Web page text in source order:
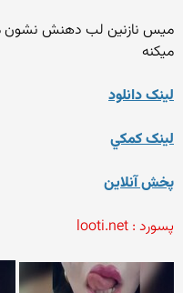
ميس نازنين لب دهنش نشون
ميکنه
لينک دانلود
لينک کمکي
پخش آنلاين
پسورد : looti.net